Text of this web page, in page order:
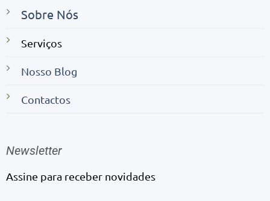
Sobre Nós
Serviços
Nosso Blog
Contactos
Newsletter
Assine para receber novidades